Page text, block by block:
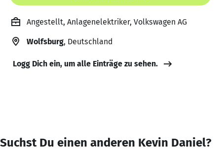
Angestellt, Anlagenelektriker, Volkswagen AG
Wolfsburg, Deutschland
Logg Dich ein, um alle Einträge zu sehen.
Suchst Du einen anderen Kevin Daniel?